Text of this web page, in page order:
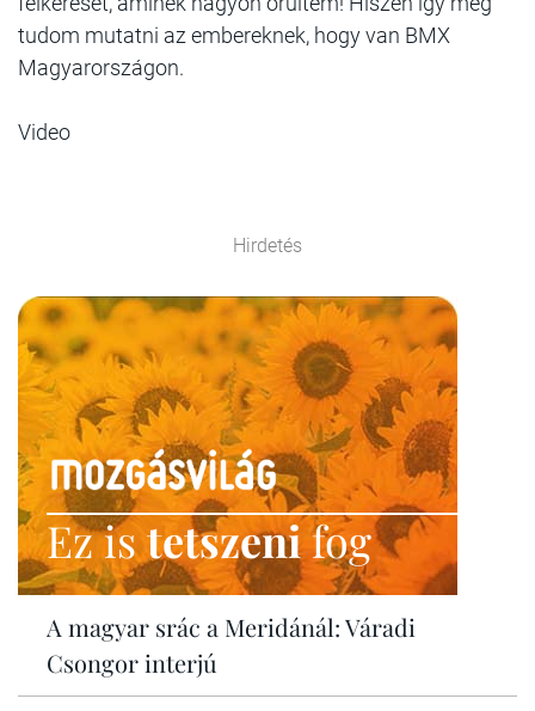
tudom mutatni az embereknek, hogy van BMX
Magyarországon.
Video
Hirdetés
Ez istetszenifog
A magyar srác a Meridánál: Váradi
Csongor interjú